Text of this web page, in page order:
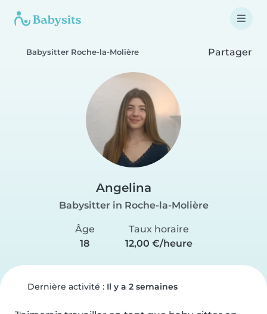
Babysitter Roche-la-Molière Partager
Angelina
Babysitter in Roche-la-Molière
Âge
18
Taux horaire
12,00 €/heure
Dernière activité : Il y a 2 semaines